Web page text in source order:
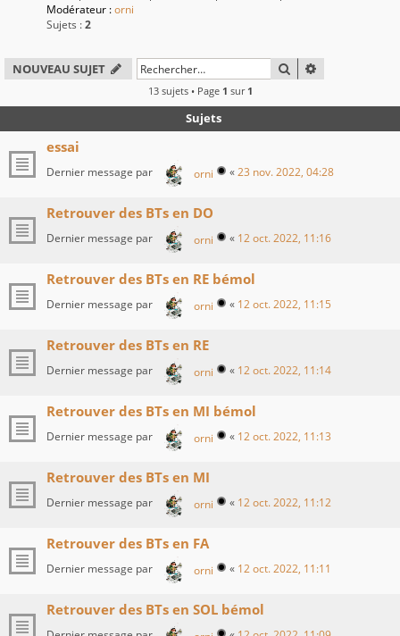
Modérateur :orni
Sujets :2
NOUVEAU SUJET RECHERCHER
13 sujets • Page 1 sur 1
Sujets
essai
Dernier message par orni «23 nov. 2022, 04:28
Retrouver des BTs en DO
Dernier message par orni « 12 oct. 2022, 11:16
Retrouver des BTs en RE bémol
Dernier message par orni « 12 oct. 2022, 11:15
Retrouver des BTs en RE
Dernier message par orni « 12 oct. 2022, 11:14
Retrouver des BTs en MI bémol
Dernier message par orni « 12 oct. 2022, 11:13
Retrouver des BTs en MI
Dernier message par orni « 12 oct. 2022, 11:12
Retrouver des BTs en FA
Dernier message par orni « 12 oct. 2022, 11:11
Retrouver des BTs en SOL bémol